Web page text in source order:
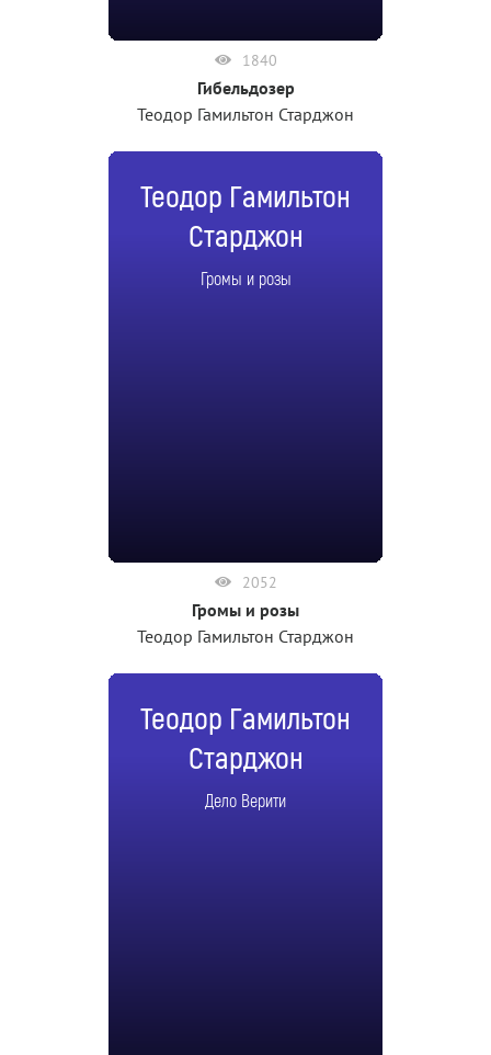
1840
Гибельдозер
Теодор Гамильтон Старджон
Теодор Гамильтон
Старджон
Громы и розы
2052
Громы и розы
Теодор Гамильтон Старджон
Теодор Гамильтон
Старджон
Дело Верити